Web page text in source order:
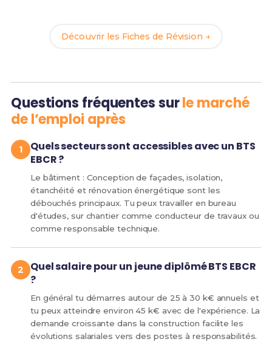
Découvrir les Fiches de Révision →
Questions fréquentes surle marché
de l’emploi après
Quels secteurs sont accessibles avec un BTS
EBCR ?
Le bâtiment : Conception de façades, isolation,
étanchéité et rénovation énergétique sont les
débouchés principaux. Tu peux travailler en bureau
d'études, sur chantier comme conducteur de travaux ou
comme responsable technique.
Quel salaire pour un jeune diplômé BTS EBCR
?
En général tu démarres autour de 25 à 30 k€ annuels et
tu peux atteindre environ 45 k€ avec de l'expérience. La
demande croissante dans la construction facilite les
évolutions salariales vers des postes à responsabilités.